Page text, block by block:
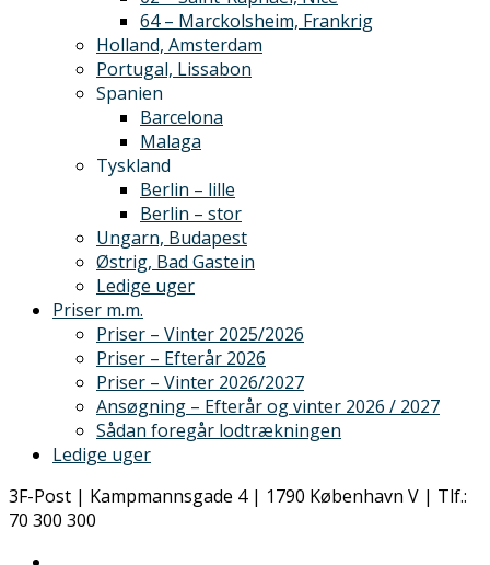
64 – Marckolsheim, Frankrig
Holland, Amsterdam
Portugal, Lissabon
Spanien
Barcelona
Malaga
Tyskland
Berlin – lille
Berlin – stor
Ungarn, Budapest
Østrig, Bad Gastein
Ledige uger
Priser m.m.
Priser – Vinter 2025/2026
Priser – Efterår 2026
Priser – Vinter 2026/2027
Ansøgning – Efterår og vinter 2026 / 2027
Sådan foregår lodtrækningen
Ledige uger
3F-Post | Kampmannsgade 4 | 1790 København V | Tlf.:
70 300 300